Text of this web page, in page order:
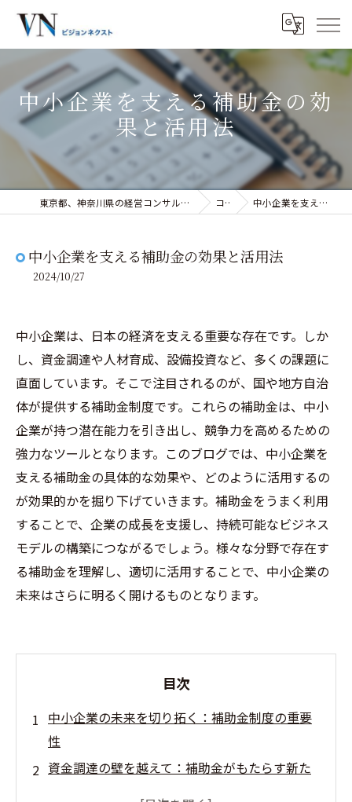
中小企業を支える補助金の効
果と活用法
東京都、神奈川県の経営コンサルティングなら株式会社ビジョンネクスト コラム 中小企業を支える補助金の効果と活用法
中小企業を支える補助金の効果と活用法
2024/10/27
中小企業は、日本の経済を支える重要な存在です。しか
し、資金調達や人材育成、設備投資など、多くの課題に
直面しています。そこで注目されるのが、国や地方自治
体が提供する補助金制度です。これらの補助金は、中小
企業が持つ潜在能力を引き出し、競争力を高めるための
強力なツールとなります。このブログでは、中小企業を
支える補助金の具体的な効果や、どのように活用するの
が効果的かを掘り下げていきます。補助金をうまく利用
することで、企業の成長を支援し、持続可能なビジネス
モデルの構築につながるでしょう。様々な分野で存在す
る補助金を理解し、適切に活用することで、中小企業の
未来はさらに明るく開けるものとなります。
目次
中小企業の未来を切り拓く：補助金制度の重要
性
資金調達の壁を越えて：補助金がもたらす新た